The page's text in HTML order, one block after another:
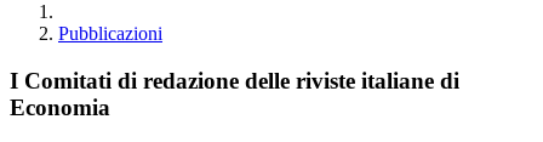
Pubblicazioni
I Comitati di redazione delle riviste italiane di
Economia